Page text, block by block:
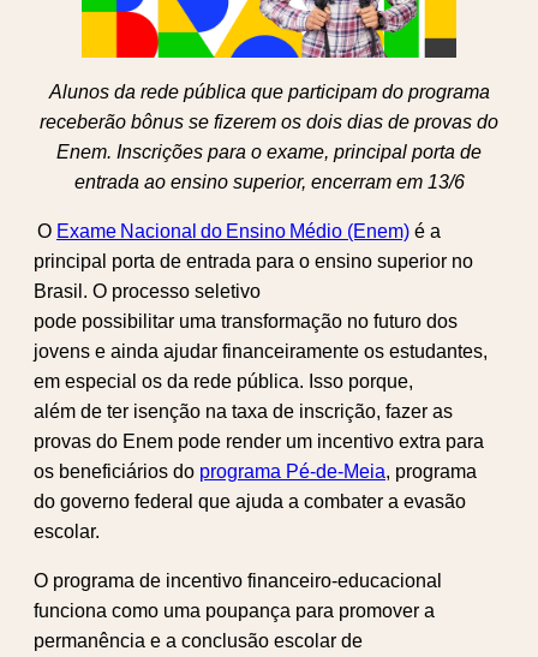
Alunos da rede pública que participam do programa
receberão bônus se fizerem os dois dias de provas do
Enem. Inscrições para o exame, principal porta de
entrada ao ensino superior, encerram em 13/6
O Exame Nacional do Ensino Médio (Enem) é a
principal porta de entrada para o ensino superior no
Brasil. O processo seletivo
pode possibilitar uma transformação no futuro dos
jovens e ainda ajudar financeiramente os estudantes,
em especial os da rede pública. Isso porque,
além de ter isenção na taxa de inscrição, fazer as
provas do Enem pode render um incentivo extra para
os beneficiários do programa Pé-de-Meia, programa
do governo federal que ajuda a combater a evasão
escolar.
O programa de incentivo financeiro-educacional
funciona como uma poupança para promover a
permanência e a conclusão escolar de